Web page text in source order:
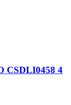
CSDLI0458 4